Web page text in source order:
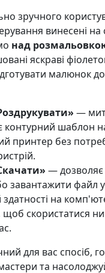
зручного
винесені
над
яскраві
малюнок
—
контурний шаблон
принтер без
—
завантажити файл у
здатності на
скористатися
для вас спосіб,
та